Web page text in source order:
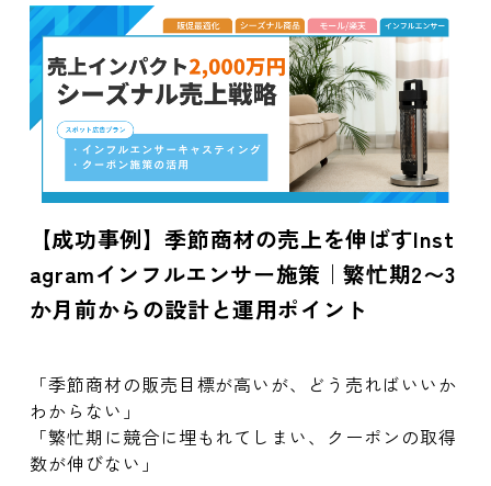
【成功事例】季節商材の売上を伸ばすInst
agramインフルエンサー施策｜繁忙期2〜3
か月前からの設計と運用ポイント
「季節商材の販売目標が高いが、どう売ればいいか
わからない」
「繁忙期に競合に埋もれてしまい、クーポンの取得
数が伸びない」